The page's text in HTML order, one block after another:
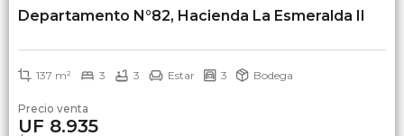
Departamento N°82, Hacienda La Esmeralda II
137 m² 3 3 Estar 3 Bodega
Precio venta
UF 8.935